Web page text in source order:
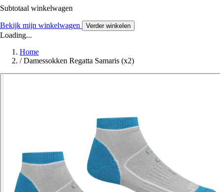
Subtotaal winkelwagen
Bekijk mijn winkelwagen Verder winkelen
Loading...
Home
/ Damessokken Regatta Samaris (x2)